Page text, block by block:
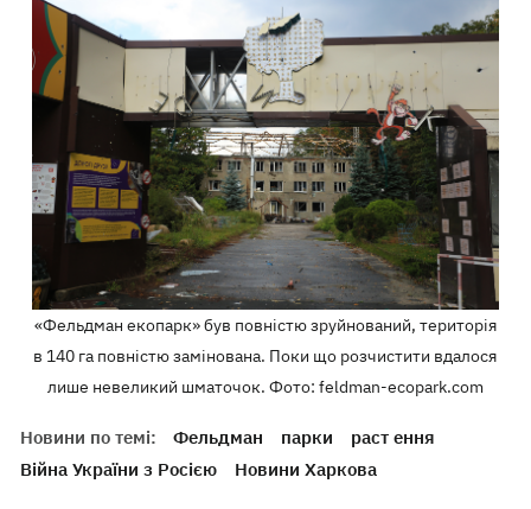
«Фельдман екопарк» був повністю зруйнований, територія
в 140 га повністю замінована. Поки що розчистити вдалося
лише невеликий шматочок. Фото: feldman-ecopark.com
Новини по темі: Фельдман парки
раст ення
Війна України з Росією
Новини Харкова